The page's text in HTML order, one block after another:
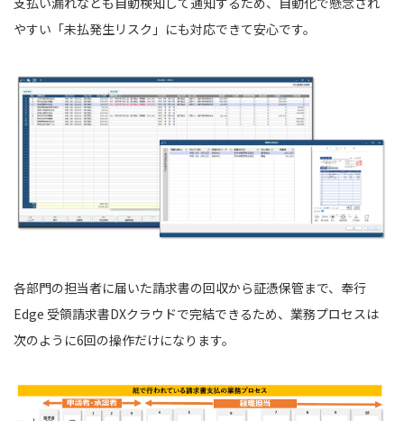
やすい「未払発生リスク」にも対応できて安心です。
各部門の担当者に届いた請求書の回収から証憑保管まで、奉⾏
Edge 受領請求書DXクラウドで完結できるため、業務プロセスは
次のように6回の操作だけになります。